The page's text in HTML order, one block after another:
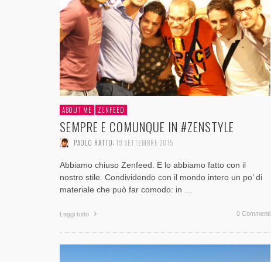
CRITICITÀ ED OPPORTUNITÀ
PAOLO RATTO, 31 OTTOBRE 2017
PAOLO RATTO,1 AGOSTO 2017
FACEBOOK [SLIDE + RIFLESSIONI]
PAOLO RATTO, 5 OTTOBRE 2016
PAOLO RATTO,1 AGOSTO 2017
SU TWITTER?
PAOLO RATTO, 14 AGOSTO 2015
TUA AZIENDA?
PAOLO RATTO, 2 FEBBRAIO 2015
CONTENUTI AZIENDALI DISTRIBUITI ONLINE
PAOLO RATTO, 20 GIUGNO 2014
ABOUT ME ZENFEED
SEMPRE E COMUNQUE IN #ZENSTYLE
PAOLO RATTO 19 SETTEMBRE 2015
Abbiamo chiuso Zenfeed. E lo abbiamo fatto con il
nostro stile. Condividendo con il mondo intero un po’ di
materiale che può far comodo: in …
Leggi tutto 0 Commenti